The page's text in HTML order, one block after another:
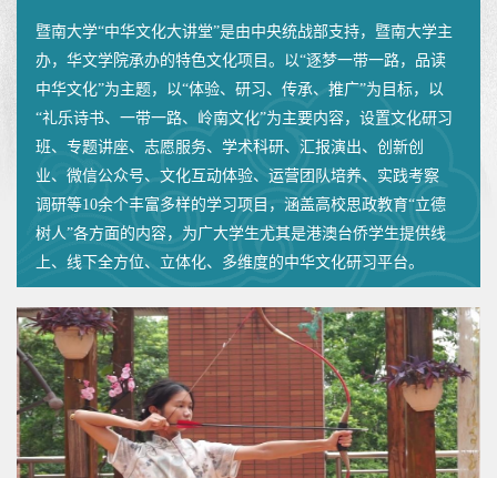
暨南大学“中华文化大讲堂”是由中央统战部支持，暨南大学主
办，华文学院承办的特色文化项目。以“逐梦一带一路，品读
中华文化”为主题，以“体验、研习、传承、推广”为目标，以
“礼乐诗书、一带一路、岭南文化”为主要内容，设置文化研习
班、专题讲座、志愿服务、学术科研、汇报演出、创新创
业、微信公众号、文化互动体验、运营团队培养、实践考察
调研等10余个丰富多样的学习项目，涵盖高校思政教育“立德
树人”各方面的内容，为广大学生尤其是港澳台侨学生提供线
上、线下全方位、立体化、多维度的中华文化研习平台。